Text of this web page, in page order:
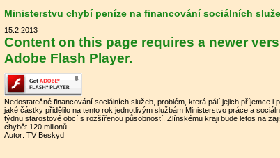
Ministerstvu chybí peníze na financování sociálních
15.2.2013
Content on this page requires a newer
Adobe Flash Player.
Nedostatečné financování sociálních služeb, problém, která pálí jejich příjemce i
jaké částky přidělilo na tento rok jednotlivým službám Ministerstvo práce a
týdnu starostové obcí s rozšířenou působností. Zlínskému kraji bude letos na
chybět 120 milionů.
Autor: TV Beskyd